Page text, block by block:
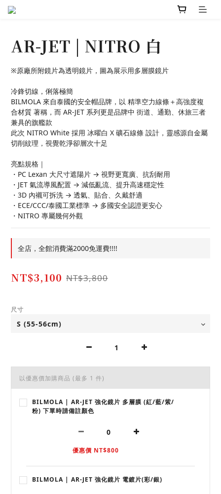
AR-JET | NITRO 白
※原廠所附鏡片為透明鏡片，圖為展示用多層膜鏡片
冷鋒切線，俐落極簡
BILMOLA 來自泰國的安全帽品牌，以 精準空力線條＋高強度複
合材質 著稱，而 AR-JET 系列更是品牌中 街道、通勤、休旅三者
兼具的旗艦款
此次 NITRO White 採用 冰曜白 X 礦石線條 設計，靈感源自金屬
切削紋理，視覺乾淨卻層次十足
亮點規格｜
・PC Lexan 大尺寸遮陽片 → 視野更寬廣、抗刮耐用
・JET 氣流導風配置 → 減低亂流、提升高速穩定性
・3D 內襯可拆洗 → 透氣、貼合、久戴舒適
・ECE/CCC/泰國工業標準 → 多國安全認證更安心
・NITRO 專屬幾何外觀
全店，全館消費滿2000免運費!!!!
NT$3,100 NT$3,800
尺寸
以優惠價加購商品 (最多 1 件)
BILMOLA | AR-JET 強化鏡片 多層膜 (紅/藍/紫/
粉) 下單時請備註顏色
優惠價 NT$800
BILMOLA | AR-JET 強化鏡片 電鍍片(彩/銀)